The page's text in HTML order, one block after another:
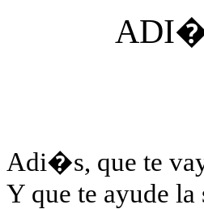
Adi�s, que te
Y que te ayude la